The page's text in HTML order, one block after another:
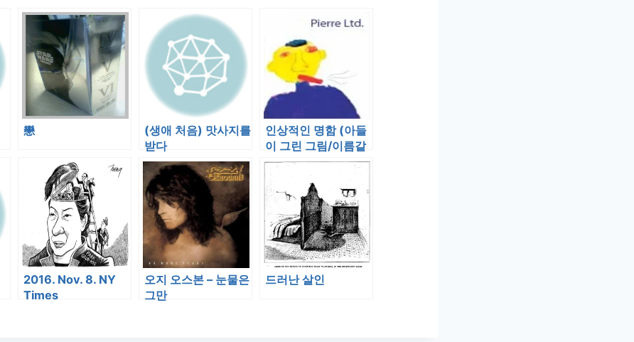
戀
(생애 처음) 맛사지를
받다
인상적인 명함 (아들
이 그린 그림/이름같
은 이메일 주소)
2016. Nov. 8. NY
Times
오지 오스본 – 눈물은
그만
드러난 살인